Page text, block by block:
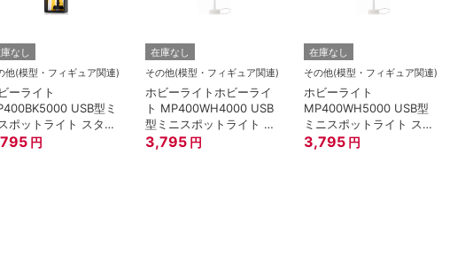
なし
他(模型・フィギュア関連)
ーライト
USB型ミ
ポットライト スタン
黒/5000K
円
在庫なし
その他(模型・フィギュア関連)
ホビーライトホビーライ
ト MP400WH4000 USB
型ミニスポットライト ス
タンド40cm/白/4000K
3,795 円
在庫なし
その他(模型・フィギュア関連)
ホビーライト
MP400WH5000 USB型
ミニスポットライト スタ
ンド40cm/白/5000K
3,795 円